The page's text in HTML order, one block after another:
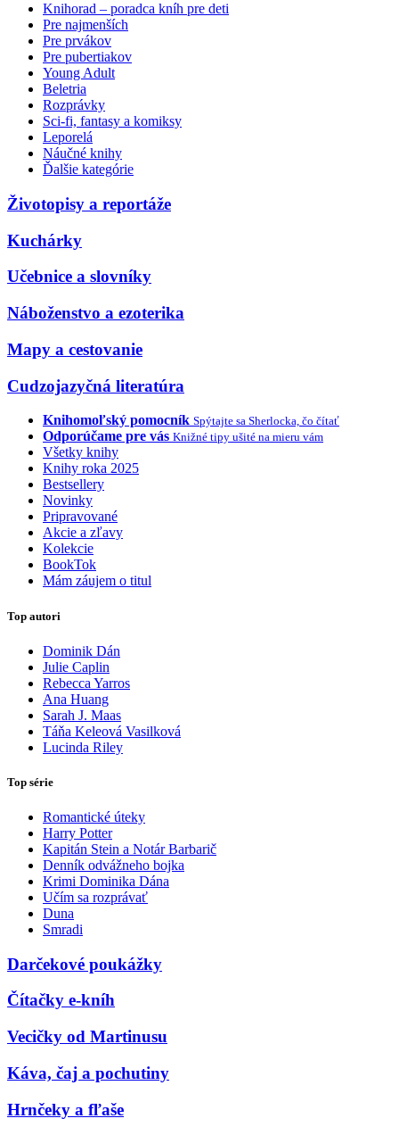
Knihorad – poradca kníh pre deti
Pre najmenších
Pre prvákov
Pre pubertiakov
Young Adult
Beletria
Rozprávky
Sci-fi, fantasy a komiksy
Leporelá
Náučné knihy
Ďalšie kategórie
Životopisy a reportáže
Kuchárky
Učebnice a slovníky
Náboženstvo a ezoterika
Mapy a cestovanie
Cudzojazyčná literatúra
Knihomoľský pomocník Spýtajte sa Sherlocka, čo čítať
Odporúčame pre vás Knižné tipy ušité na mieru vám
Všetky knihy
Knihy roka 2025
Bestsellery
Novinky
Pripravované
Akcie a zľavy
Kolekcie
BookTok
Mám záujem o titul
Top autori
Dominik Dán
Julie Caplin
Rebecca Yarros
Ana Huang
Sarah J. Maas
Táňa Keleová Vasilková
Lucinda Riley
Top série
Romantické úteky
Harry Potter
Kapitán Stein a Notár Barbarič
Denník odvážneho bojka
Krimi Dominika Dána
Učím sa rozprávať
Duna
Smradi
Darčekové poukážky
Čítačky e-kníh
Vecičky od Martinusu
Káva, čaj a pochutiny
Hrnčeky a fľaše